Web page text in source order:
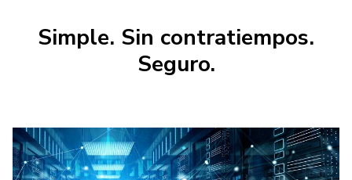
Simple. Sin contratiempos.
Seguro.